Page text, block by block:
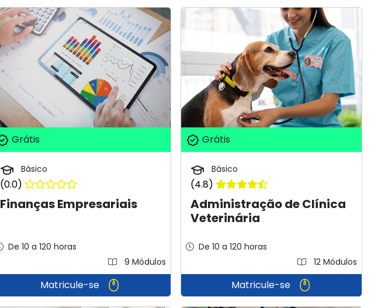
Grátis
Básico
(0.0)
Finanças Empresariais
De 10 a 120 horas
9 Módulos
Matricule-se
Grátis
Básico
(4.8)
Administração de Clínica
Veterinária
De 10 a 120 horas
12 Módulos
Matricule-se